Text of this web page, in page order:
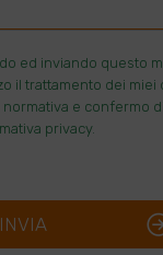
ed inviando questo
il trattamento dei miei
e confermo
privacy.
INVIA